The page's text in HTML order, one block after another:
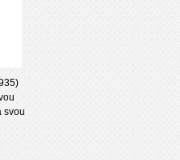
svou